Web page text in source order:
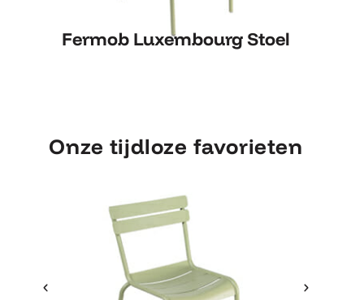
Fermob Luxembourg Stoel
Fermob Luxembourg Stoel
Onze tijdloze favorieten